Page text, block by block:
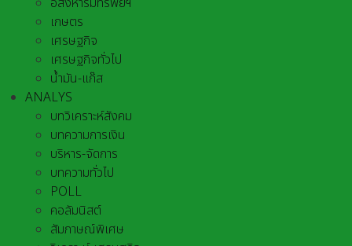
เกษตร
เศรษฐกิจ
เศรษฐกิจทั่วไป
น้ำมัน-แก๊ส
ANALYS
บทวิเคราะห์สังคม
บทความการเงิน
บริหาร-จัดการ
บทความทั่วไป
POLL
คอลัมนิสต์
สัมภาษณ์พิเศษ